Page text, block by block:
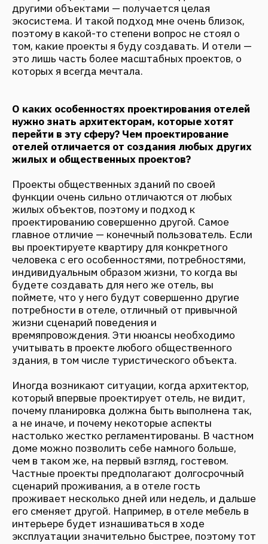
чем в таком же, на первый взгляд, гостевом.
Частные проекты предполагают долгосрочный
сценарий проживания, а в отеле гость
проживает несколько дней или недель, и дальше
его сменяет другой. Например, в отеле мебель в
интерьере будет изнашиваться в ходе
эксплуатации значительно быстрее, поэтому тот
же стул, который можно выбрать для квартиры, в
Нужно понимать, что какая бы ни была
конфигурация отельного номера, по своей
функции и сценариям они все примерно в одной
типологии. Существует стандарт, что должно
быть в номере отеля, где и как должны быть
расположены выключатели и розетки, в каком
количестве и почему. Например, место, куда
одежду. Соответственно, проектируя это
пространство, мы должны задумываться о том,
как новый посетитель будет перемещаться по
номеру, продумать логическую навигацию, чтобы
он комфортно расположил свои вещи и потом лег
в кровать или сел за рабочий стол. Мы сейчас
внутри команды разрабатываем собственные
стандарты проектирования отелей, по которым
будем обучать новых сотрудников бюро.
Какие особенности проектирования
туристических объектов в таких уникальных
природных местах как Камчатка?
Первая особенность проектирования в таких
регионах — это сезонность. Все сроки любого
проекта одинаковые: любо нужно успеть
завершить проект к началу высокого сезона,
команду в более жесткие сроки.
Второй аспект — сложная логистика. Все
материалы и предметы для интерьера
закупаются либо на «материке», как местные
называют основную территорию Камчатки, либо
в Москве. Будь то окна, стулья, отделка или
даже простая салфетка — все это «доплывает»
до объекта за 1,5 - 2 месяца, что сильно влияет
на график работы. До нашего проекта экстрим-
отеля «Аврора» в принципе трудно добраться: он
находится вдали от цивилизации, поэтому
самый удобный вариант передвижения и
транспортировки — это вертолет. А зимой
логистика усложняется еще и из-за суровых
погодных условий.